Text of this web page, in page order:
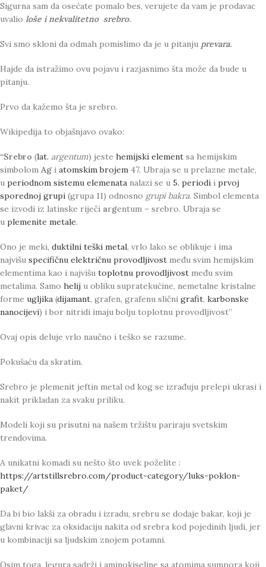
Sigurna sam da osećate pomalo bes, verujete da vam je prodavac
uvalio loše i nekvalitetno srebro.
Svi smo skloni da odmah pomislimo da je u pitanju prevara.
Hajde da istražimo ovu pojavu i razjasnimo šta može da bude u
pitanju.
Prvo da kažemo šta je srebro.
Wikipedija to objašnjavo ovako:
“Srebro (lat. argentum) jeste hemijski element sa hemijskim
simbolom Ag i atomskim brojem 47. Ubraja se u prelazne metale,
u periodnom sistemu elemenata nalazi se u 5. periodi i prvoj
sporednoj grupi (grupa 11) odnosno grupi bakra. Simbol elementa
se izvodi iz latinske riječi argentum – srebro. Ubraja se
u plemenite metale.
Ono je meki, duktilni teški metal, vrlo lako se oblikuje i ima
najvišu specifičnu električnu provodljivost među svim hemijskim
elementima kao i najvišu toplotnu provodljivost među svim
metalima. Samo helij u obliku supratekućine, nemetalne kristalne
forme ugljika (dijamant, grafen, grafenu slični grafit, karbonske
nanocijevi) i bor nitridi imaju bolju toplotnu provodljivost”
Ovaj opis deluje vrlo naučno i teško se razume.
Pokušaću da skratim.
Srebro je plemenit jeftin metal od kog se izrađuju prelepi ukrasi i
nakit prikladan za svaku priliku.
Modeli koji su prisutni na našem tržištu pariraju svetskim
trendovima.
A unikatni komadi su nešto što uvek poželite :
https://artstillsrebro.com/product-category/luks-poklon-
paket/
Da bi bio lakši za obradu i izradu, srebru se dodaje bakar, koji je
glavni krivac za oksidaciju nakita od srebra kod pojedinih ljudi, jer
u kombinaciji sa ljudskim znojem potamni.
Osim toga, legura sadrži i aminokiseline sa atomima sumpora koji